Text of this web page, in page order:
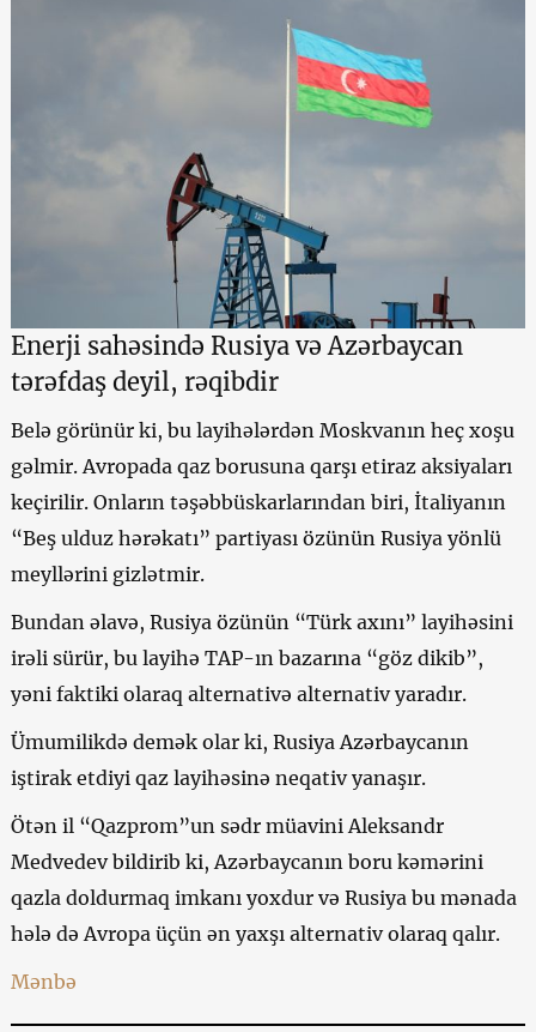
Enerji sahəsində Rusiya və Azərbaycan
tərəfdaş deyil, rəqibdir
Belə görünür ki, bu layihələrdən Moskvanın heç xoşu
gəlmir. Avropada qaz borusuna qarşı etiraz aksiyaları
keçirilir. Onların təşəbbüskarlarından biri, İtaliyanın
“Beş ulduz hərəkatı” partiyası özünün Rusiya yönlü
meyllərini gizlətmir.
Bundan əlavə, Rusiya özünün “Türk axını” layihəsini
irəli sürür, bu layihə TAP-ın bazarına “göz dikib”,
yəni faktiki olaraq alternativə alternativ yaradır.
Ümumilikdə demək olar ki, Rusiya Azərbaycanın
iştirak etdiyi qaz layihəsinə neqativ yanaşır.
Ötən il “Qazprom”un sədr müavini Aleksandr
Medvedev bildirib ki, Azərbaycanın boru kəmərini
qazla doldurmaq imkanı yoxdur və Rusiya bu mənada
hələ də Avropa üçün ən yaxşı alternativ olaraq qalır.
Mənbə